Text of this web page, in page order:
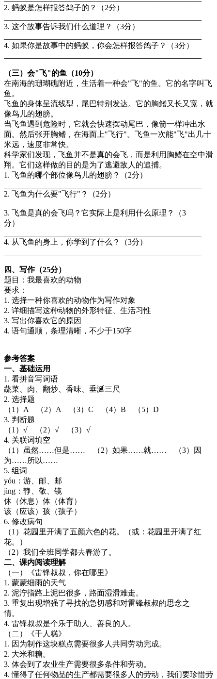
2. 蚂蚁是怎样报答鸽子的？（2分）
3. 这个故事告诉我们什么道理？（3分）
4. 如果你是故事中的蚂蚁，你会怎样报答鸽子？（3分）
（三）会"飞"的鱼（10分）
在南海的珊瑚礁附近，生活着一种会"飞"的鱼。它的名字叫飞
鱼。
飞鱼的身体呈流线型，尾巴特别发达。它的胸鳍又长又宽，就
像鸟儿的翅膀。
当飞鱼遇到危险时，它就会快速摆动尾巴，像箭一样冲出水
面。然后张开胸鳍，在海面上"飞行"。飞鱼一次能"飞"出几十
米远，速度非常快。
科学家们发现，飞鱼并不是真的会飞，而是利用胸鳍在空中滑
翔。它们这样做的目的是为了逃避敌人的追捕。
1. 飞鱼的哪个部位像鸟儿的翅膀？（2分）
2. 飞鱼为什么要"飞行"？（2分）
3. 飞鱼是真的会飞吗？它实际上是利用什么原理？（3
分）
4. 从飞鱼的身上，你学到了什么？（3分）
四、写作（25分）
题目：我最喜欢的动物
要求：
1. 选择一种你喜欢的动物作为写作对象
2. 详细描写这种动物的外形特征、生活习性
3. 写出你喜欢它的原因
4. 语句通顺，条理清晰，不少于150字
参考答案
一、基础运用
1. 看拼音写词语
蔬菜、肉、翻炒、香味、垂涎三尺
2. 选择题
（1）A （2）A （3）C （4）B （5）D
3. 判断题
（1）√ （2）√ （3）√
4. 关联词填空
（1）虽然……但是…… （2）如果……就…… （3）因
为……所以……
5. 组词
yóu：游、邮、邮
jìng：静、敬、镜
休（休息）体（体育）
该（应该）孩（孩子）
6. 修改病句
（1）花园里开满了五颜六色的花。（或：花园里开满了红
花。）
（2）我们全班同学都去春游了。
二、课内阅读理解
（一）《雷锋叔叔，你在哪里》
1. 蒙蒙细雨的天气
2. 泥泞指路上泥巴很多，路面湿滑难走。
3. 重复出现增强了寻找的急切感和对雷锋叔叔的思念之
情。
4. 雷锋叔叔是个乐于助人、善良的人。
（二）《千人糕》
1. 因为制作这块糕点需要很多人共同劳动完成。
2. 大米和糖。
3. 体会到了农业生产需要很多条件和劳动。
4. 懂得了任何物品的生产都需要很多人的劳动，我们要珍惜劳